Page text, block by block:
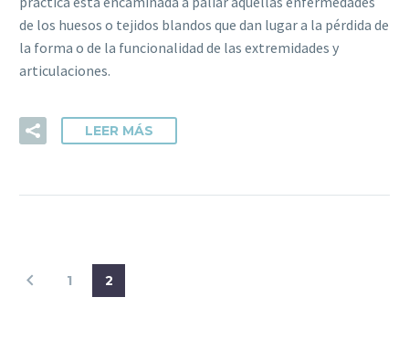
de los huesos o tejidos blandos que dan lugar a la pérdida de
la forma o de la funcionalidad de las extremidades y
articulaciones.
LEER MÁS
1 2